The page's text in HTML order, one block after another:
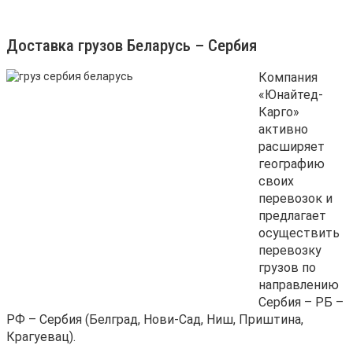
Доставка грузов Беларусь – Сербия
Компания
«Юнайтед-
Карго»
активно
расширяет
географию
своих
перевозок и
предлагает
осуществить
перевозку
грузов по
направлению
Сербия – РБ –
РФ – Сербия (Белград, Нови-Сад, Ниш, Приштина,
Крагуевац).